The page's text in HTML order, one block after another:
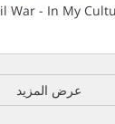
War - In My
عرض المزيد